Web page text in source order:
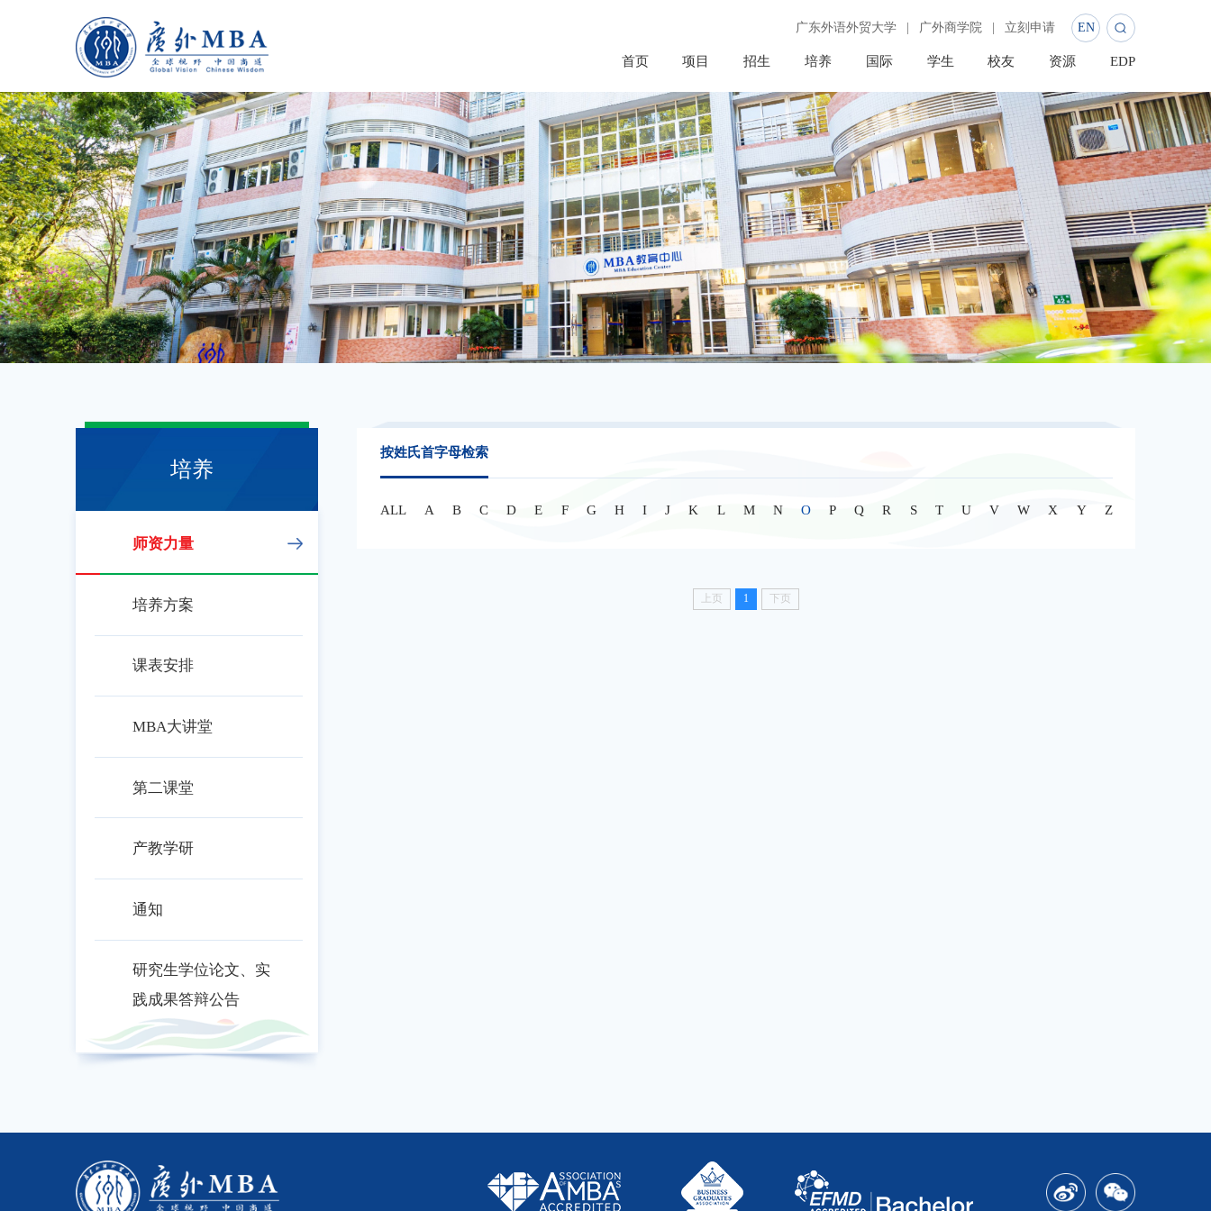
广东外语外贸大学 广外商学院 立刻申请 EN
首页 项目 招生 培养 国际 学生 校友 资源 EDP
培养
师资力量
培养方案
课表安排
MBA大讲堂
第二课堂
产教学研
通知
研究生学位论文、实
践成果答辩公告
按姓氏首字母检索
ALL A B C D E F G H I J K L M N O P Q R S T U V W X Y Z
上页 1 下页